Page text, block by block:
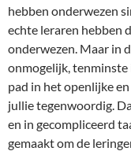
hebben onderwezen
echte leraren hebben
onderwezen. Maar in
onmogelijk, tenminste
pad in het openlijke
jullie tegenwoordig.
en in gecompliceerd
gemaakt om de